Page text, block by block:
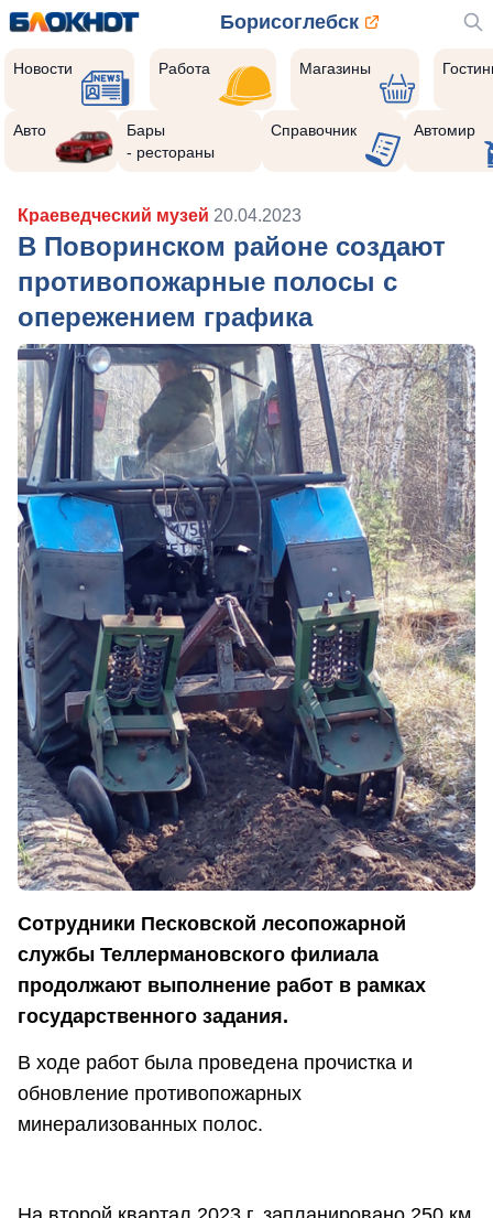
Борисоглебск
Новости Работа Магазины
Авто
Бары
- рестораны
Справочник Автомир
Краеведческий музей 20.04.2023
В Поворинском районе создают
противопожарные полосы с
опережением графика
Сотрудники Песковской лесопожарной
службы Теллермановского филиала
продолжают выполнение работ в рамках
государственного задания.
В ходе работ была проведена прочистка и
обновление противопожарных
минерализованных полос.